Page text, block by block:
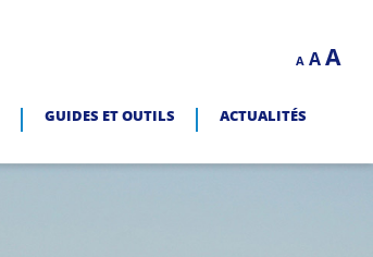
A
Decrease
font
A Reset
A
GUIDES ET OUTILS
ACTUALITÉS